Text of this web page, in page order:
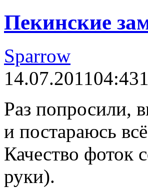
Пекинские
Sparrow
14.07.2011 04:43
Раз попросили,
и постараюсь
Качество фоток
руки).